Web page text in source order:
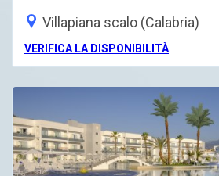
Villapiana scalo (Calabria)
VERIFICA LA DISPONIBILITÀ